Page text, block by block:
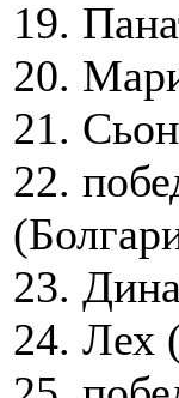
19.
20.
21.
22.
23.
24. Лех